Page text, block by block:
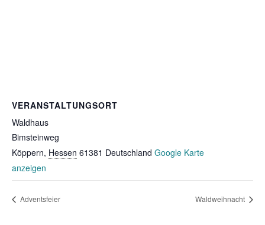
VERANSTALTUNGSORT
Waldhaus
Bimsteinweg
Köppern, Hessen 61381 Deutschland Google Karte
anzeigen
Adventsfeier Waldweihnacht